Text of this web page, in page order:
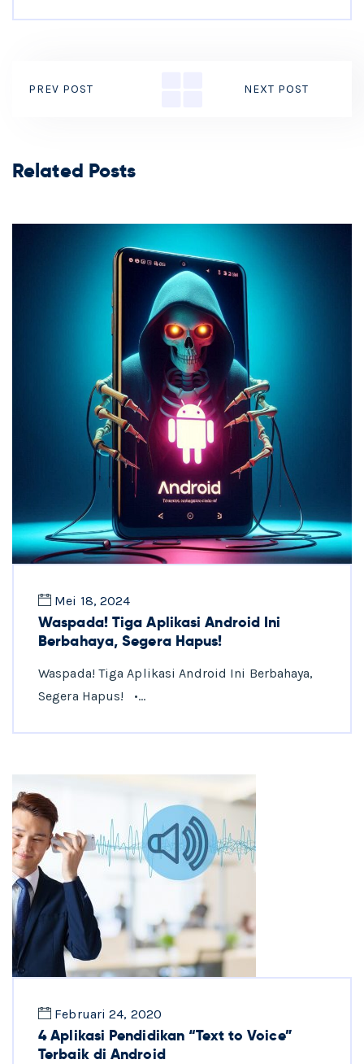
PREV POST NEXT POST
Related Posts
Mei 18, 2024
Waspada! Tiga Aplikasi Android Ini
Berbahaya, Segera Hapus!
Waspada! Tiga Aplikasi Android Ini Berbahaya,
Segera Hapus! •…
Februari 24, 2020
4 Aplikasi Pendidikan “Text to Voice”
Terbaik di Android